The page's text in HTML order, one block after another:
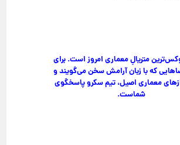
متریالِ معماری امروز است. برای
که با زبان آرامش سخن می‌گویند و
معماری اصیل، تیم سکرو پاسخگوی
شماست.